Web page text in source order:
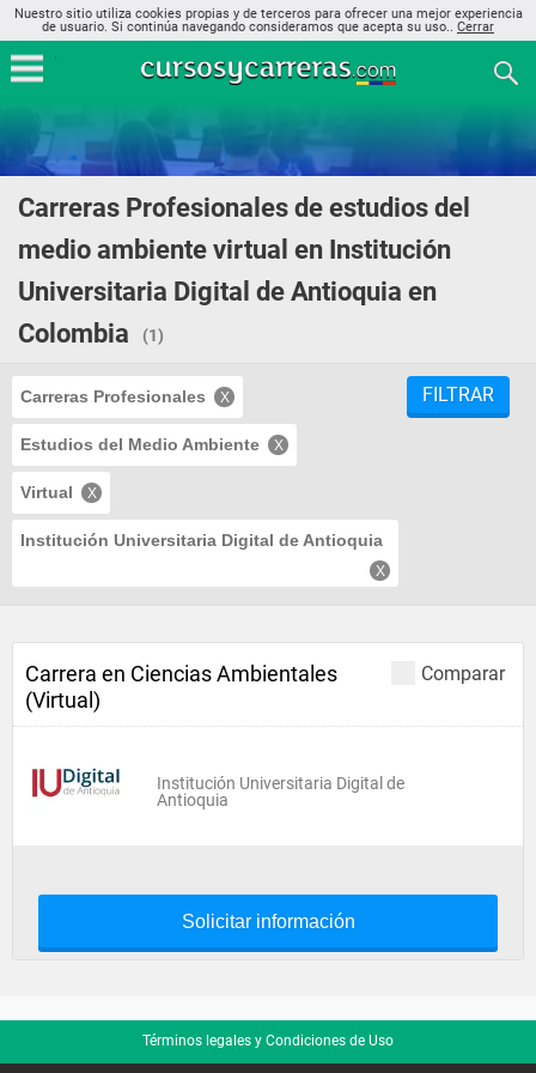
Nuestro sitio utiliza cookies propias y de terceros para ofrecer una mejor experiencia
de usuario. Si continúa navegando consideramos que acepta su uso.. Cerrar
Carreras Profesionales de estudios del
medio ambiente virtual en Institución
Universitaria Digital de Antioquia en
Colombia
(1)
Carreras Profesionales
Estudios del Medio Ambiente
Virtual
Institución Universitaria Digital de Antioquia
FILTRAR
Comparar
Carrera en Ciencias Ambientales
(Virtual)
Institución Universitaria Digital de
Antioquia
Solicitar información
Términos legales y Condiciones de Uso